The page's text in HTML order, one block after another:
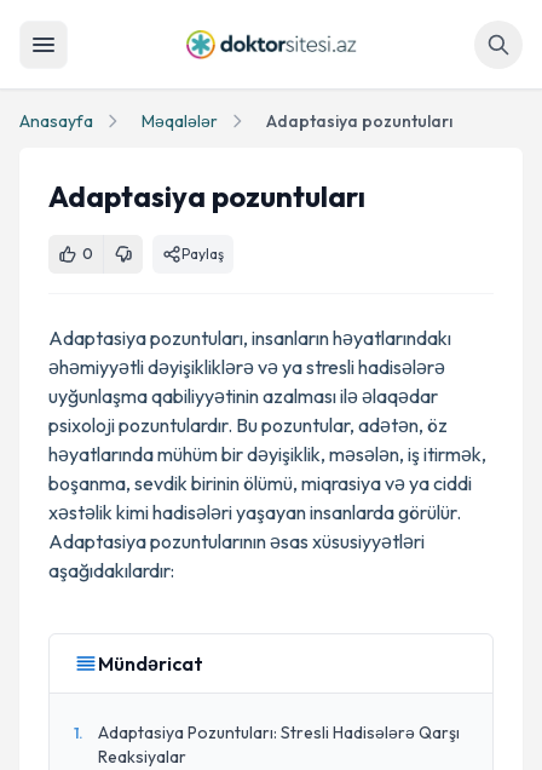
Anasayfa Məqalələr Adaptasiya pozuntuları
Adaptasiya pozuntuları
0 Paylaş
Adaptasiya pozuntuları, insanların həyatlarındakı
əhəmiyyətli dəyişikliklərə və ya stresli hadisələrə
uyğunlaşma qabiliyyətinin azalması ilə əlaqədar
psixoloji pozuntulardır. Bu pozuntular, adətən, öz
həyatlarında mühüm bir dəyişiklik, məsələn, iş itirmək,
boşanma, sevdik birinin ölümü, miqrasiya və ya ciddi
xəstəlik kimi hadisələri yaşayan insanlarda görülür.
Adaptasiya pozuntularının əsas xüsusiyyətləri
aşağıdakılardır:
Mündəricat
1.
Adaptasiya Pozuntuları: Stresli Hadisələrə Qarşı
Reaksiyalar